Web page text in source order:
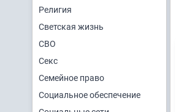
Религия
Светская жизнь
СВО
Секс
Семейное право
Социальное обеспечение